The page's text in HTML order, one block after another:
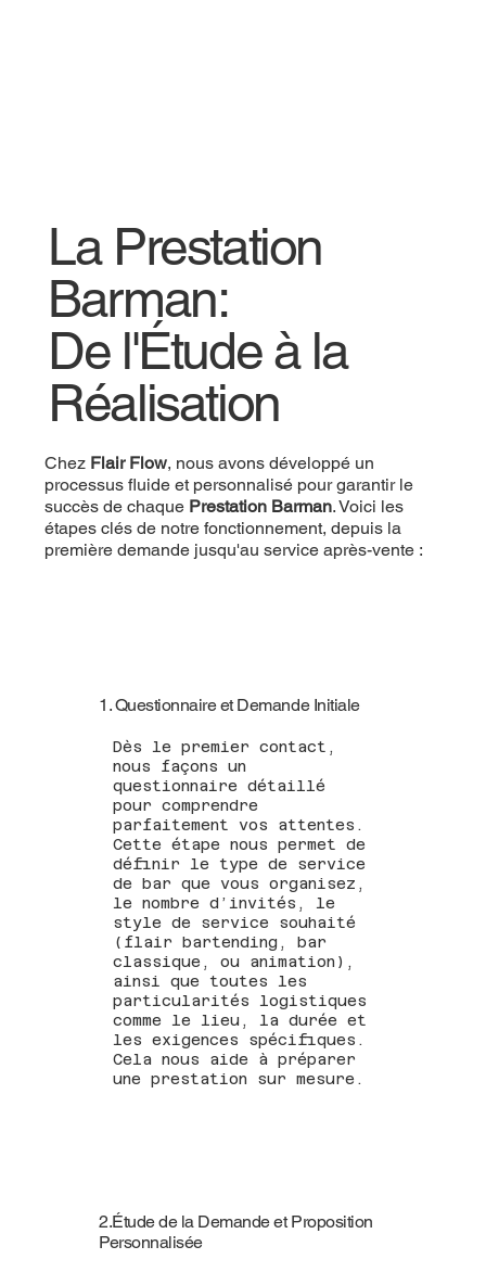
La Prestation
Barman:
De l'Étude à la
Réalisation
Chez Flair Flow, nous avons développé un
processus fluide et personnalisé pour garantir le
succès de chaque Prestation Barman. Voici les
étapes clés de notre fonctionnement, depuis la
première demande jusqu'au service après-vente :
1. Questionnaire et Demande Initiale
Dès le premier contact,
nous façons un
questionnaire détaillé
pour comprendre
parfaitement vos attentes.
Cette étape nous permet de
définir le type de service
de bar que vous organisez,
le nombre d’invités, le
style de service souhaité
(flair bartending, bar
classique, ou animation),
ainsi que toutes les
particularités logistiques
comme le lieu, la durée et
les exigences spécifiques.
Cela nous aide à préparer
une prestation sur mesure.
2.Étude de la Demande et Proposition
Personnalisée